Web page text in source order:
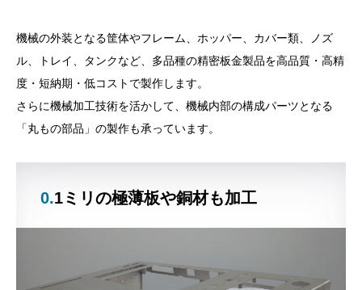
機械の外装となる筐体やフレーム、ホッパー、カバー類、ノズ
ル、トレイ、タンクなど、多品種の精密板金製品を高品質・高精
度・短納期・低コストで製作します。
さらに機械加工技術を活かして、機械内部の構成パーツとなる
「丸もの部品」の製作も承っています。
0.1ミリの極薄板や銅材も加工